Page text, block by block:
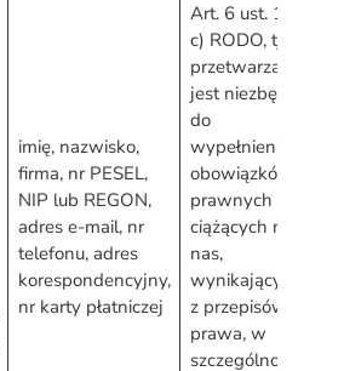
imię, nazwisko,
firma, nr PESEL,
NIP lub REGON,
adres e-mail, nr
telefonu, adres
korespondencyjny,
nr karty płatniczej
Art. 6 ust. 1 lit.
c) RODO, tj.
przetwarzanie
jest niezbędne
do
wypełnienia
obowiązków
prawnych
ciążących na
nas,
wynikających
z przepisów
prawa, w
szczególności